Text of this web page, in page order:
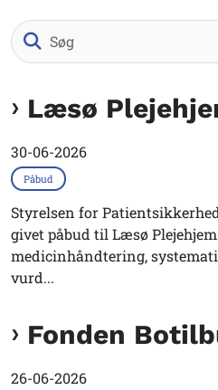
Læsø
30-06-2026
Påbud
Styrelsen for
givet påbud til Læsø
medicinhåndtering,
vurd...
Fonden
26-06-2026